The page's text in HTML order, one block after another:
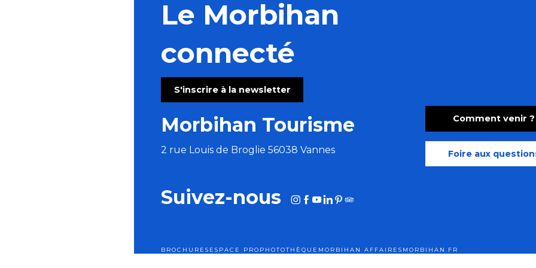
Le Morbihan
connecté
S'inscrire à la newsletter
Morbihan Tourisme
2 rue Louis de Broglie 56038 Vannes
Comment venir ?
Foire aux
Suivez-nous
BROCHURES ESPACE PRO PHOTOTHÈQUE MORBIHAN AFFAIRES MORBIHAN.FR